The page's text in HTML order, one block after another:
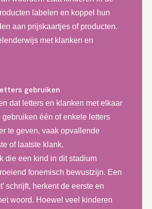
labelen en koppel hun
aan prijskaartjes of producten.
met klanken en
gebruiken
dat letters en klanken met elkaar
één of enkele letters
te geven, vaak opvallende
of laatste klank.
die een kind in dit stadium
fonemisch bewustzijn. Een
schrijft, herkent de eerste en
woord. Hoewel veel kinderen